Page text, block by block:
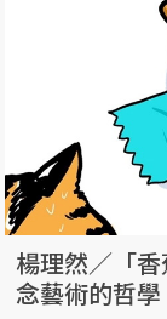
楊理然／「
念藝術的哲學